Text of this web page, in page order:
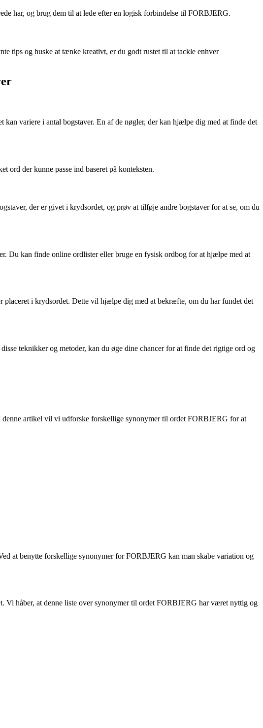
har, og brug dem til at lede efter en logisk forbindelse til FORBJERG.
tips og huske at tænke kreativt, er du godt rustet til at tackle enhver
variere i antal bogstaver. En af de nøgler, der kan hjælpe dig med at finde det
ord der kunne passe ind baseret på konteksten.
der er givet i krydsordet, og prøv at tilføje andre bogstaver for at se, om du
Du kan finde online ordlister eller bruge en fysisk ordbog for at hjælpe med at
placeret i krydsordet. Dette vil hjælpe dig med at bekræfte, om du har fundet det
teknikker og metoder, kan du øge dine chancer for at finde det rigtige ord og
artikel vil vi udforske forskellige synonymer til ordet FORBJERG for at
at benytte forskellige synonymer for FORBJERG kan man skabe variation og
Vi håber, at denne liste over synonymer til ordet FORBJERG har været nyttig og